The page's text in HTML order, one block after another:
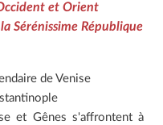
et Orient
Sérénissime République
de Venise
et Gênes s'affrontent à